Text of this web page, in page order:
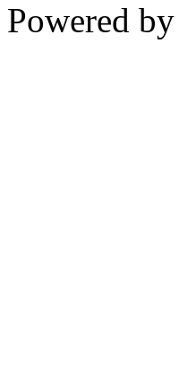
Powered by